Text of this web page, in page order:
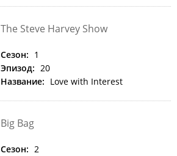
The Steve Harvey Show
Сезон: 1
Эпизод: 20
Название: Love with Interest
Big Bag
Сезон: 2